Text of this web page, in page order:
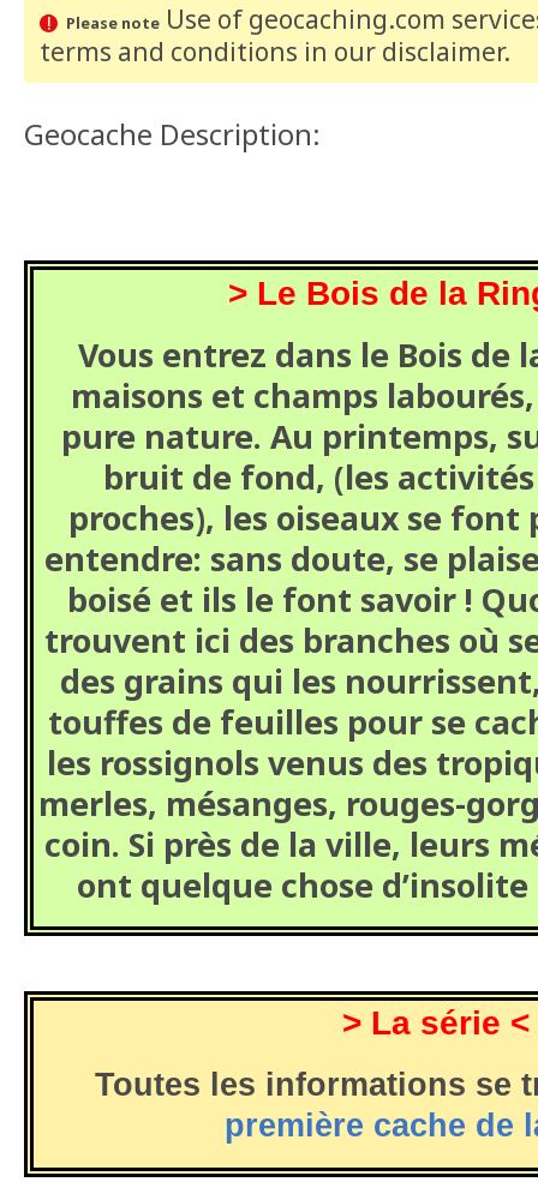
Please noteUse of geocaching.com
terms and conditions in our disclaimer.
Geocache Description:
> Le Bois de la
Vous entrez dans le Bois de
maisons et champs
pure nature. Au printemps,
bruit de fond, (les
proches), les oiseaux se
entendre: sans doute, se
boisé et ils le font savoir !
trouvent ici des branches où
des grains qui les
touffes de feuilles pour se
les rossignols venus des
merles, mésanges, rouges-
coin. Si près de la ville, leurs
ont quelque chose
> La série <
Toutes les informations se
première cache de